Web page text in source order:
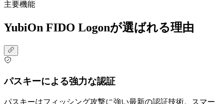
主要機能
YubiOn FIDO Logonが選ばれる理由
パスキーによる強力な認証
パスキーはフィッシング攻撃に強い最新の認証技術。スマー